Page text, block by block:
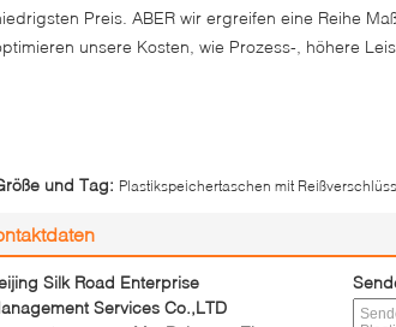
Preis. ABER wir ergreifen eine Reihe
unsere Kosten, wie Prozess-, höhere
und Tag: Plastikspeichertaschen mit
Silk Road Enterprise
Services Co.,LTD